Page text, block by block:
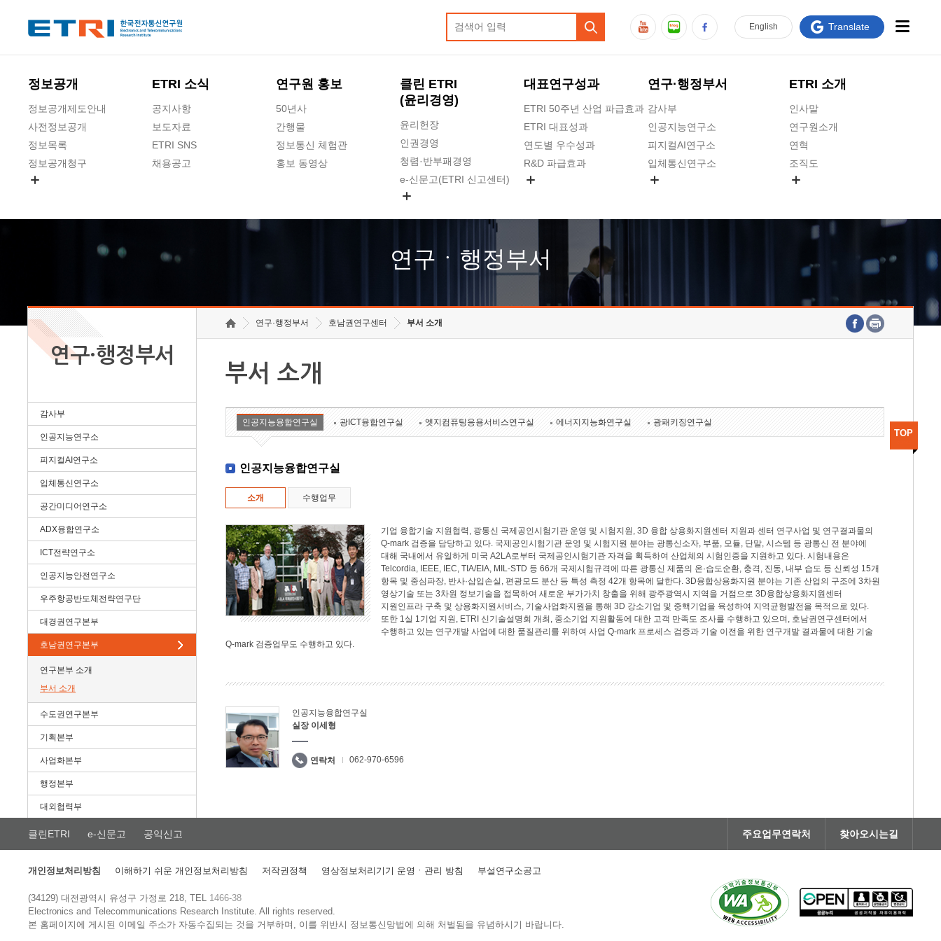
정보공개
정보공개제도안내
사전정보공개
정보목록
정보공개청구
ETRI 소식
공지사항
보도자료
ETRI SNS
채용공고
연구원 홍보
50년사
간행물
정보통신 체험관
홍보 동영상
클린 ETRI
(윤리경영)
윤리헌장
인권경영
청렴·반부패경영
e-신문고(ETRI 신고센터)
고객의소리
수의계약 현황
대표연구성과
ETRI 50주년 산업 파급효과
ETRI 대표성과
연도별 우수성과
R&D 파급효과
연구·행정부서
감사부
인공지능연구소
피지컬AI연구소
입체통신연구소
호남권연구본부
기획본부
ETRI 소개
인사말
연구원소개
연혁
조직도
연구원 고객헌장
주요업무연락처
English Translate
연구ㆍ행정부서
연구·행정부서
감사부
인공지능연구소
피지컬AI연구소
입체통신연구소
공간미디어연구소
ADX융합연구소
ICT전략연구소
인공지능안전연구소
우주항공반도체전략연구단
대경권연구본부
호남권연구본부
연구본부 소개
부서 소개
수도권연구본부
기획본부
사업화본부
행정본부
대외협력부
연구·행정부서 호남권연구센터 부서 소개
부서 소개
인공지능융합연구실 광ICT융합연구실 엣지컴퓨팅응용서비스연구실 에너지지능화연구실 광패키징연구실
인공지능융합연구실
소개 수행업무
기업 융합기술 지원협력, 광통신 국제공인시험기관 운영 및 시험지원, 3D 융합 상용화지원센터 지원과 센터 연구사업 및 연구결과물의
Q-mark 검증을 담당하고 있다. 국제공인시험기관 운영 및 시험지원 분야는 광통신소자, 부품, 모듈, 단말, 시스템 등 광통신 전 분야에
대해 국내에서 유일하게 미국 A2LA로부터 국제공인시험기관 자격을 획득하여 산업체의 시험인증을 지원하고 있다. 시험내용은
Telcordia, IEEE, IEC, TIA/EIA, MIL-STD 등 66개 국제시험규격에 따른 광통신 제품의 온·습도순환, 충격, 진동, 내부 습도 등 신뢰성 15개
항목 및 중심파장, 반사·삽입손실, 편광모드 분산 등 특성 측정 42개 항목에 달한다. 3D융합상용화지원 분야는 기존 산업의 구조에 3차원
영상기술 또는 3차원 정보기술을 접목하여 새로운 부가가치 창출을 위해 광주광역시 지역을 거점으로 3D융합상용화지원센터
지원인프라 구축 및 상용화지원서비스, 기술사업화지원을 통해 3D 강소기업 및 중핵기업을 육성하여 지역균형발전을 목적으로 있다.
또한 1실 1기업 지원, ETRI 신기술설명회 개최, 중소기업 지원활동에 대한 고객 만족도 조사를 수행하고 있으며, 호남권연구센터에서
수행하고 있는 연구개발 사업에 대한 품질관리를 위하여 사업 Q-mark 프로세스 검증과 기술 이전을 위한 연구개발 결과물에 대한 기술
Q-mark 검증업무도 수행하고 있다.
인공지능융합연구실
실장 이세형
연락처 062-970-6596
TOP
클린ETRI e-신문고 공익신고 주요업무연락처 찾아오시는길
개인정보처리방침 이해하기 쉬운 개인정보처리방침 저작권정책 영상정보처리기기 운영ㆍ관리 방침 부설연구소공고
(34129) 대전광역시 유성구 가정로 218, TEL 1466-38
Electronics and Telecommunications Research Institute.All rights reserved.
본 홈페이지에 게시된 이메일 주소가 자동수집되는 것을 거부하며, 이를 위반시 정보통신망법에 의해 처벌됨을 유념하시기 바랍니다.